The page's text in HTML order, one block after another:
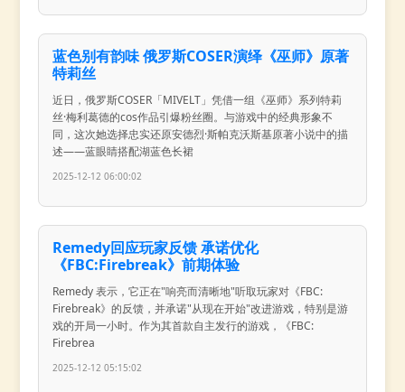
蓝色别有韵味 俄罗斯COSER演绎《巫师》原著
特莉丝
近日，俄罗斯COSER「MIVELT」凭借一组《巫师》系列特莉
丝·梅利葛德的cos作品引爆粉丝圈。与游戏中的经典形象不
同，这次她选择忠实还原安德烈·斯帕克沃斯基原著小说中的描
述——蓝眼睛搭配湖蓝色长裙
2025-12-12 06:00:02
Remedy回应玩家反馈 承诺优化
《FBC:Firebreak》前期体验
Remedy 表示，它正在"响亮而清晰地"听取玩家对《FBC:
Firebreak》的反馈，并承诺"从现在开始"改进游戏，特别是游
戏的开局一小时。作为其首款自主发行的游戏，《FBC:
Firebrea
2025-12-12 05:15:02